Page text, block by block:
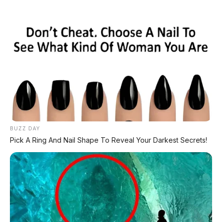
Home »Daihatsu»mobil hybrid» Review Mobil» rocky»SUV»
Hybrid 2026: Revolusi SUV Irit di Bali,
Masihkah Perlu Melirik Varian Turbo?
BUZZ DAY
Pick A Ring And Nail Shape To Reveal Your Darkest Secrets!